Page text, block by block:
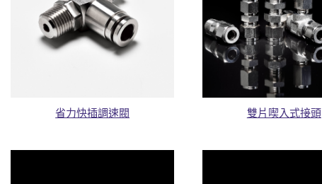
省力快插調速閥 雙片喫入式接頭